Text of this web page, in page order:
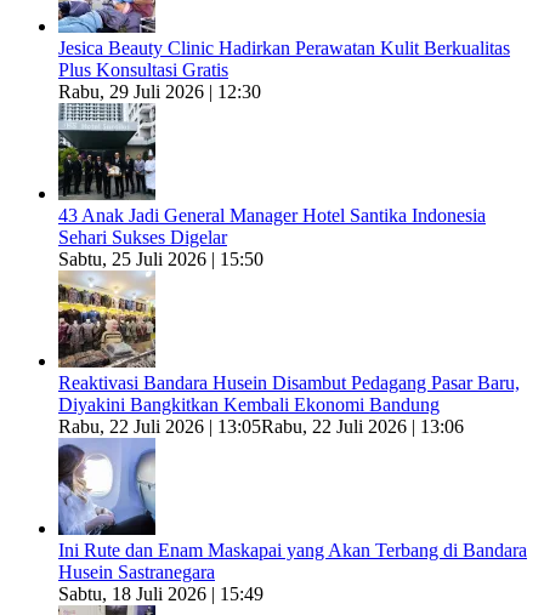
Jesica Beauty Clinic Hadirkan Perawatan Kulit Berkualitas
Plus Konsultasi Gratis
Rabu, 29 Juli 2026 | 12:30
43 Anak Jadi General Manager Hotel Santika Indonesia
Sehari Sukses Digelar
Sabtu, 25 Juli 2026 | 15:50
Reaktivasi Bandara Husein Disambut Pedagang Pasar Baru,
Diyakini Bangkitkan Kembali Ekonomi Bandung
Rabu, 22 Juli 2026 | 13:05Rabu, 22 Juli 2026 | 13:06
Ini Rute dan Enam Maskapai yang Akan Terbang di Bandara
Husein Sastranegara
Sabtu, 18 Juli 2026 | 15:49